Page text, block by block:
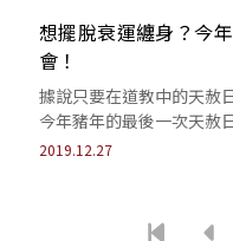
想擺脫衰運纏身？今
會！
據說只要在道教中的天赦
今年豬年的最後一次天赦
衰運道別的朋友們記得把
2019.12.27